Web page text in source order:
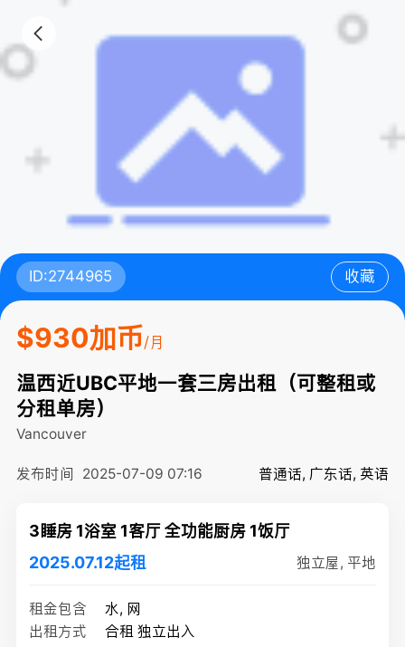
ID:2744965 收藏
$930加币/月
温西近UBC平地一套三房出租（可整租或
分租单房）
Vancouver
发布时间 2025-07-09 07:16 普通话, 广东话, 英语
3睡房 1浴室 1客厅 全功能厨房 1饭厅
2025.07.12起租
独立屋, 平地
租金包含
水, 网
出租方式
合租 独立出入